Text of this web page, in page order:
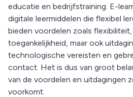
educatie en bedrijfstraining. E-
digitale leermiddelen die flexibel
bieden voordelen zoals
toegankelijkheid, maar ook
technologische vereisten en
contact. Het is dus van groot
van de voordelen en uitdagingen
voorkomt.